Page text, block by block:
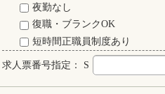
夜勤なし
復職・ブランクOK
短時間正職員制度あり
求人票番号指定： S